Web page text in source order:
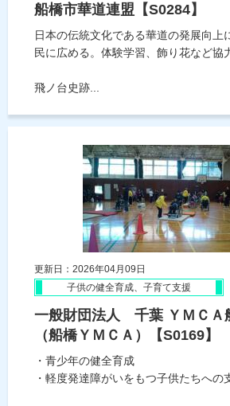
船橋市華道連盟【S0284】
日本の伝統文化である華道の発展向上
民に広める。体験学習、飾り花など協
飛ノ台史跡...
更新日：2026年04月09日
子供の健全育成、子育て支援
一般財団法人 千葉 ＹＭＣＡ
（船橋ＹＭＣＡ）【S0169】
・青少年の健全育成
・軽度発達障がいをもつ子供たちへの